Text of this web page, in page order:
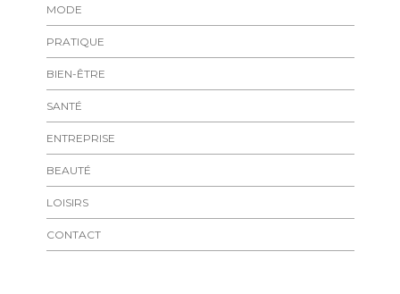
MODE
PRATIQUE
BIEN-ÊTRE
SANTÉ
ENTREPRISE
BEAUTÉ
LOISIRS
CONTACT